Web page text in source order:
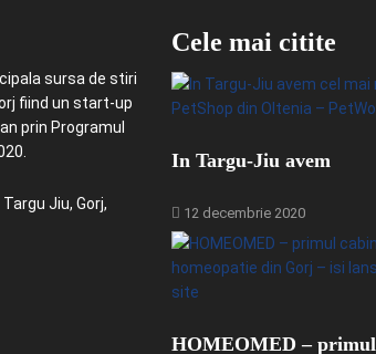
sursa de stiri
fiind un start-up
prin Programul
Jiu, Gorj,
Cele mai citite
In Targu-Jiu avem
12 decembrie 2020
HOMEOMED – primul